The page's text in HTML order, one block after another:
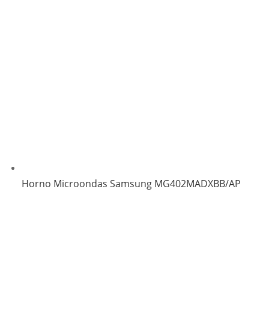
Horno Microondas Samsung MG402MADXBB/AP